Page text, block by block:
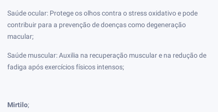
Saúde ocular: Protege os olhos contra o stress oxidativo e pode
contribuir para a prevenção de doenças como degeneração
macular;
Saúde muscular: Auxilia na recuperação muscular e na redução de
fadiga após exercícios físicos intensos;
Mirtilo;